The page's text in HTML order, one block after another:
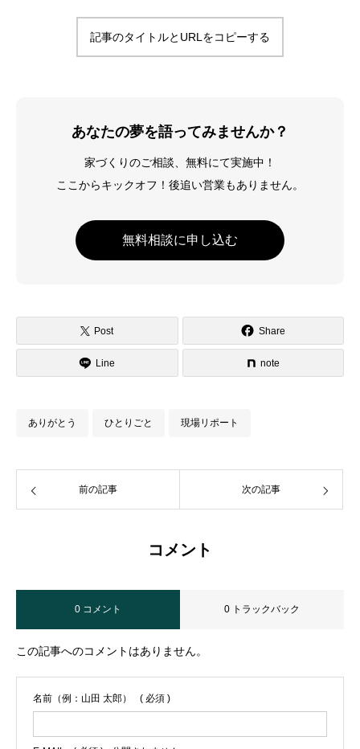
記事のタイトルとURLをコピーする
あなたの夢を語ってみませんか？
家づくりのご相談、無料にて実施中！
ここからキックオフ！後追い営業もありません。
無料相談に申し込む
Post Share
Line note
ありがとう ひとりごと 現場リポート
前の記事 次の記事
コメント
0 コメント 0 トラックバック
この記事へのコメントはありません。
名前（例：山田 太郎） ( 必須 )